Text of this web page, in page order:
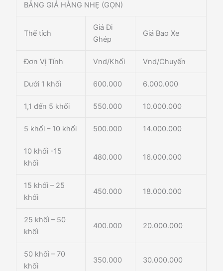
BẢNG GIÁ HÀNG NHẸ (GỌN)
Thể tích
Giá Đi
Ghép
Giá Bao Xe
Đơn Vị Tính Vnd/Khối Vnd/Chuyến
Dưới 1 khối 600.000 6.000.000
1,1 đến 5 khối 550.000 10.000.000
5 khối – 10 khối 500.000 14.000.000
10 khối -15
khối
480.000 16.000.000
15 khối – 25
khối
450.000 18.000.000
25 khối – 50
khối
400.000 20.000.000
50 khối – 70
khối
350.000 30.000.000